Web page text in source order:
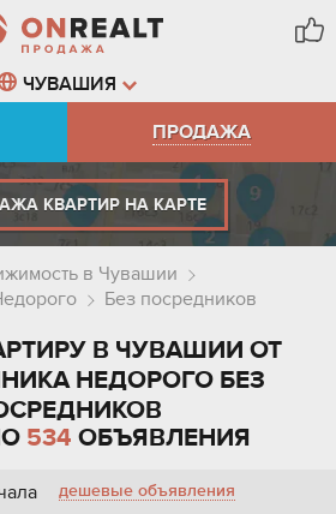
ЧУВАШИЯ
ПРОДАЖА
КВАРТИР НА КАРТЕ
в Чувашии
Без посредников
В ЧУВАШИИ ОТ
НЕДОРОГО БЕЗ
534 ОБЪЯВЛЕНИЯ
дешевые объявления